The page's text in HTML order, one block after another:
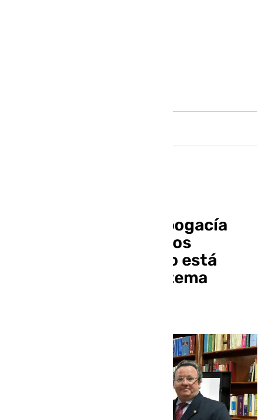
El Barómetro de la Abogacía
arroja que el 88% de los
letrados sevillanos no está
satisfecho con el sistema